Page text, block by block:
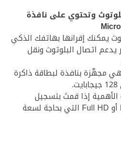
وتحتوي على نافذة
يمكنك إقرانها بهاتفك الذكي
يدعم اتصال البلوتوث ونقل
مجهّزة بنافذة لبطاقة ذاكرة
إذا قمتَ بتسجيل
فيديوهات بدقّة HD أو Full HD التي بحاجة لسعة